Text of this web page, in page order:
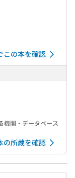
この本を確認
機関・データベース
の所蔵を確認